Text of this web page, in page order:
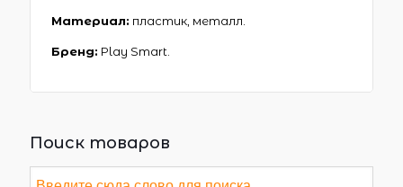
Материал: пластик, металл.
Бренд: Play Smart.
Поиск товаров